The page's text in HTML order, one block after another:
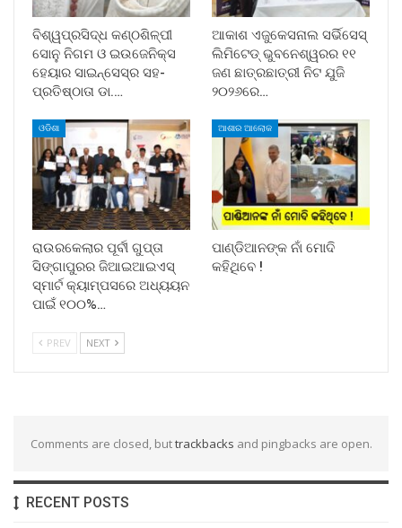
ବିଶ୍ୱପ୍ରସିଦ୍ଧ କଣ୍ଠଶିଳ୍ପୀ
ସୋନୁ ନିଗମ ଓ ଇଉଜେନିକ୍ସ
ହେୟାର ସାଇନ୍ସେସ୍ର ସହ-
ପ୍ରତିଷ୍ଠାତା ଡା.…
ଆକାଶ ଏଜୁକେସନାଲ ସର୍ଭିସେସ୍
ଲିମିଟେଡ୍ ଭୁବନେଶ୍ୱରର ୧୧
ଜଣ ଛାତ୍ରଛାତ୍ରୀ ନିଟ ଯୁଜି
୨୦୨୬ରେ…
ଓଡିଶା
ରାଉରକେଲାର ପୂର୍ବୀ ଗୁପ୍ତା
ସିଙ୍ଗାପୁରର ଜିଆଇଆଇଏସ୍
ସ୍ମାର୍ଟ କ୍ୟାମ୍ପସରେ ଅଧ୍ୟୟନ
ପାଇଁ ୧୦୦%…
ଆଶାର ଆଲୋକ
ପାଣ୍ଡିଆନଙ୍କ ନାଁ ମୋଦି
କହିଥିବେ !
PREV NEXT
Comments are closed, buttrackbacks and pingbacks are open.
RECENT POSTS